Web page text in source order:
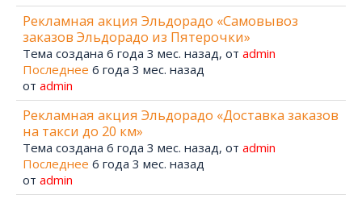
Рекламная акция Эльдорадо «Самовывоз
заказов Эльдорадо из Пятерочки»
Тема создана 6 года 3 мес. назад, от admin
Последнее 6 года 3 мес. назад
от admin
Рекламная акция Эльдорадо «Доставка заказов
на такси до 20 км»
Тема создана 6 года 3 мес. назад, от admin
Последнее 6 года 3 мес. назад
от admin